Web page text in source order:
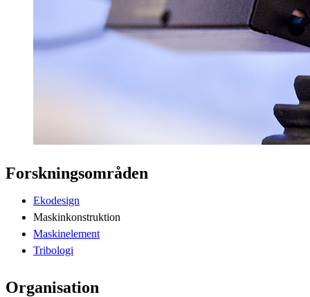
Forskningsområden
Ekodesign
Maskinkonstruktion
Maskinelement
Tribologi
Organisation